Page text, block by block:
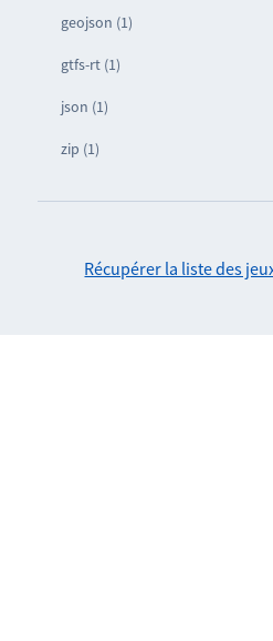
geojson (1)
gtfs-rt (1)
json (1)
zip (1)
Récupérer la liste des